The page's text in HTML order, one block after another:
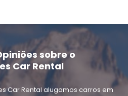
sobre o
Car Rental
Car Rental alugamos carros em